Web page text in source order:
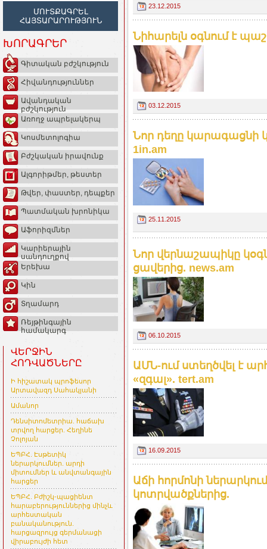
ՄՈՒՏՔԱԳՐԵԼ
ՀԱՅՏԱՐԱՐՈՒԹՅՈՒՆ
ԽՈՐԱԳՐԵՐ
Գիտական բժշկություն
Հիվանդություններ
Ավանդական
բժշկություն
Առողջ ապրելակերպ
Կոսմետոլոգիա
Բժշկական իրավունք
Ալգորիթմեր, թեստեր
Թվեր, փաստեր, դեպքեր
Պատմական խրոնիկա
Աֆորիզմներ
Կարիերային
սանդուղքով
Երեխա
Կին
Տղամարդ
Ռեյթինգային
համակարգ
ՎԵՐՋԻՆ
ՀՈԴՎԱԾՆԵՐԸ
Ի հիշատակ պրոֆեսոր
Արտավազդ Սահակյանի
Ամանոր
Դենսիտոմետրիա. հաճախ
տրվող հարցեր. Հեղինե
Չոլոյան
ԵՊԲՀ. Էսթետիկ
ներարկումներ. արդի
միտումներ և անվտանգային
հարցեր
ԵՊԲՀ. Բժիշկ-պացիենտ
հարաբերություններից մինչև
արհեստական
բանականություն.
հարցազրույց գերմանացի
վիրաբույժի հետ
23.12.2015
Նիհարելն օգնում է
03.12.2015
Նոր դեղը կարագացնի
1in.am
25.11.2015
Նոր վերնաշապիկը
ցավերից. news.am
06.10.2015
ԱՄՆ-ում ստեղծվել է
«զգալ». tert.am
16.09.2015
Աճի հորմոնի
կոտրվածքներից.